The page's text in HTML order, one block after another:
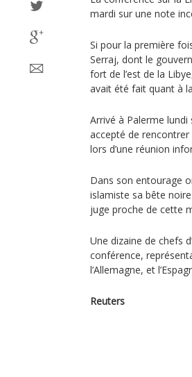
mardi sur une note
Si pour la première
Serraj, dont le
fort de l’est de la
avait été fait quant à
Arrivé à Palerme
accepté de
lors d’une réunion
Dans son entourage
islamiste sa bête
juge proche de cette
Une dizaine de chefs
conférence,
l’Allemagne, et
Reuters